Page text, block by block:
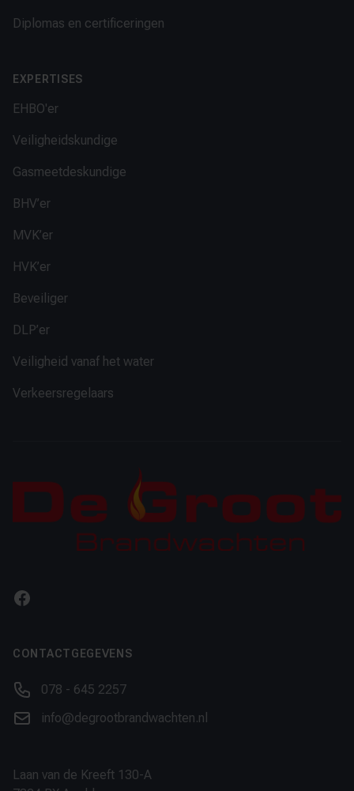
Diplomas en certificeringen
EXPERTISES
EHBO'er
Veiligheidskundige
Gasmeetdeskundige
BHV’er
MVK’er
HVK’er
Beveiliger
DLP’er
Veiligheid vanaf het water
Verkeersregelaars
Facebook
CONTACTGEGEVENS
Phone number
078 - 645 2257
Email info@degrootbrandwachten.nl
Laan van de Kreeft 130-A